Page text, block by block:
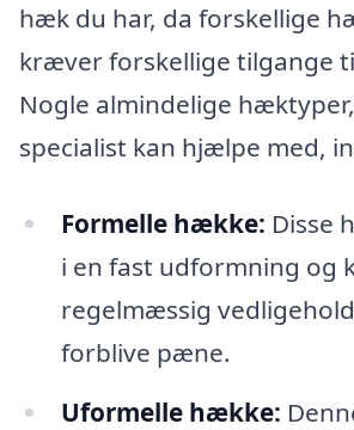
hæk du har, da forskellige
kræver forskellige tilgange
Nogle almindelige
specialist kan hjælpe med,
Formelle hække: Disse
i en fast udformning og
regelmæssig
forblive pæne.
Uformelle hække: